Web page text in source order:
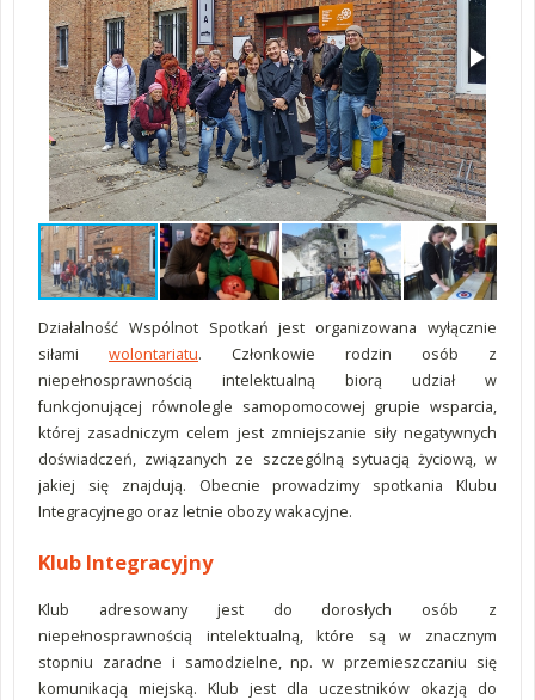
Działalność Wspólnot Spotkań jest organizowana wyłącznie
siłami wolontariatu. Członkowie rodzin osób z
niepełnosprawnością intelektualną biorą udział w
funkcjonującej równolegle samopomocowej grupie wsparcia,
której zasadniczym celem jest zmniejszanie siły negatywnych
doświadczeń, związanych ze szczególną sytuacją życiową, w
jakiej się znajdują. Obecnie prowadzimy spotkania Klubu
Integracyjnego oraz letnie obozy wakacyjne.
Klub Integracyjny
Klub adresowany jest do dorosłych osób z
niepełnosprawnością intelektualną, które są w znacznym
stopniu zaradne i samodzielne, np. w przemieszczaniu się
komunikacją miejską. Klub jest dla uczestników okazją do